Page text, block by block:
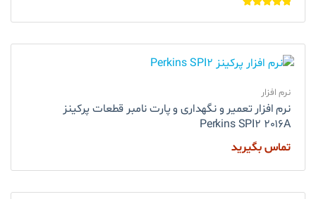
5
نرم افزار
نرم افزار تعمیر و نگهداری و پارت نامبر قطعات پرکینز
Perkins SPI2 2016A
تماس بگیرید